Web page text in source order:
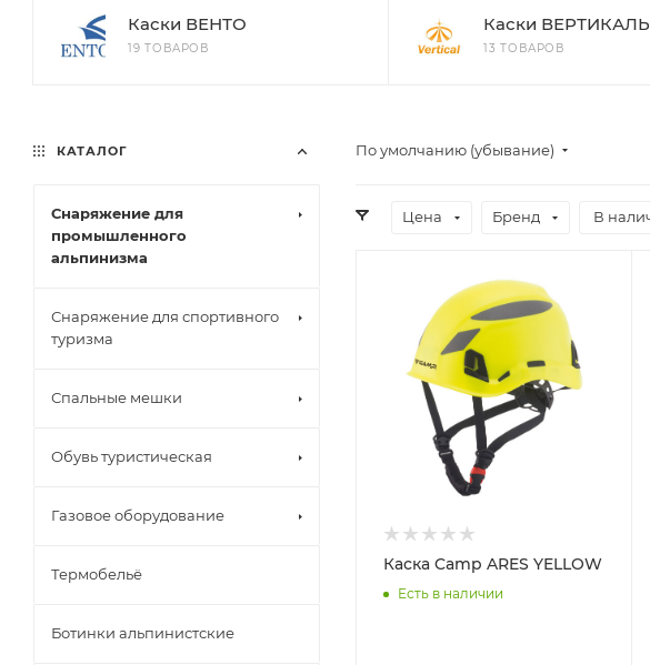
Каски ВЕНТО
19 ТОВАРОВ
Каски ВЕРТИКАЛЬ
13 ТОВАРОВ
По умолчанию (убывание)
Цена Бренд В
Каска Camp ARES YELLOW
Есть в наличии
КАТАЛОГ
Снаряжение для
промышленного
альпинизма
Снаряжение для спортивного
туризма
Спальные мешки
Обувь туристическая
Газовое оборудование
Термобельё
Ботинки альпинистские